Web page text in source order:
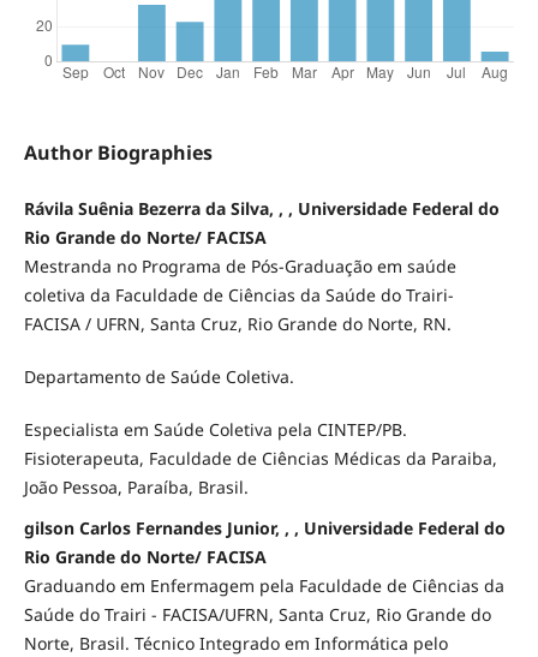
Author Biographies
Rávila Suênia Bezerra da Silva, , , Universidade Federal do
Rio Grande do Norte/ FACISA
Mestranda no Programa de Pós-Graduação em saúde
coletiva da Faculdade de Ciências da Saúde do Trairi-
FACISA / UFRN, Santa Cruz, Rio Grande do Norte, RN.
Departamento de Saúde Coletiva.
Especialista em Saúde Coletiva pela CINTEP/PB.
Fisioterapeuta, Faculdade de Ciências Médicas da Paraiba,
João Pessoa, Paraíba, Brasil.
gilson Carlos Fernandes Junior, , , Universidade Federal do
Rio Grande do Norte/ FACISA
Graduando em Enfermagem pela Faculdade de Ciências da
Saúde do Trairi - FACISA/UFRN, Santa Cruz, Rio Grande do
Norte, Brasil. Técnico Integrado em Informática pelo